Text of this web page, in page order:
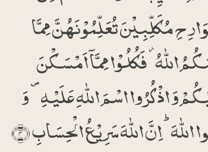
مُکَلِّبِیۡنَ تُعَلِّمُوۡنَہُنَّ مِمَّا
اللّٰہُ ۫ فَکُلُوۡا مِمَّاۤ اَمۡسَکۡنَ
وَ اذۡکُرُوا اسۡمَ اللّٰہِ عَلَیۡہِ ۪ وَ
اللّٰہَ ؕ اِنَّ اللّٰہَ سَرِیۡعُ الۡحِسَابِ ﴿۴﴾